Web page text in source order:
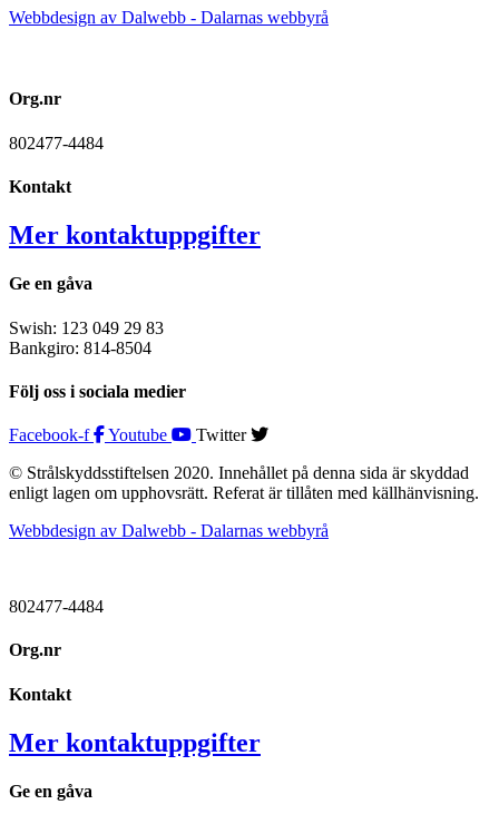
Webbdesign av Dalwebb - Dalarnas webbyrå
Org.nr
802477-4484
Kontakt
Mer kontaktuppgifter
Ge en gåva
Swish: 123 049 29 83
Bankgiro: 814-8504
Följ oss i sociala medier
Facebook-f Youtube
Twitter
© Strålskyddsstiftelsen 2020. Innehållet på denna sida är skyddad
enligt lagen om upphovsrätt. Referat är tillåten med källhänvisning.
Webbdesign av Dalwebb - Dalarnas webbyrå
802477-4484
Org.nr
Kontakt
Mer kontaktuppgifter
Ge en gåva